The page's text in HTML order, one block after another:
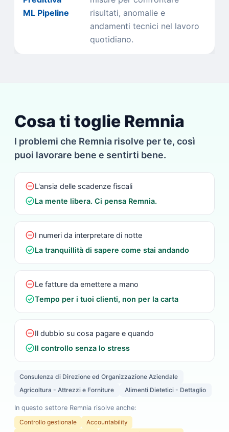
ML Pipeline
risultati, anomalie e
andamenti tecnici nel lavoro
quotidiano.
Cosa ti toglie Remnia
I problemi che Remnia risolve per te, così
puoi lavorare bene e sentirti bene.
do_not_disturb_onL'ansia delle scadenze fiscali
check_circleLa mente libera. Ci pensa Remnia.
do_not_disturb_onI numeri da interpretare di notte
check_circleLa tranquillità di sapere come stai andando
do_not_disturb_onLe fatture da emettere a mano
check_circleTempo per i tuoi clienti, non per la carta
do_not_disturb_onIl dubbio su cosa pagare e quando
check_circleIl controllo senza lo stress
Consulenza di Direzione ed Organizzazione Aziendale
Agricoltura - Attrezzi e Forniture
Alimenti Dietetici - Dettaglio
In questo settore Remnia risolve anche:
Controllo gestionale
Accountability